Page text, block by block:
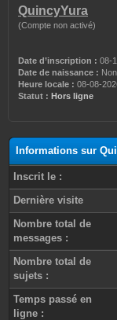
QuincyYura
(Compte non activé)
Date d’inscription : 08-
Date de naissance :
Heure locale : 08-08-
Statut : Hors ligne
Informations sur
Inscrit le :
Dernière visite
Nombre total de
messages :
Nombre total de
sujets :
Temps passé en
ligne :